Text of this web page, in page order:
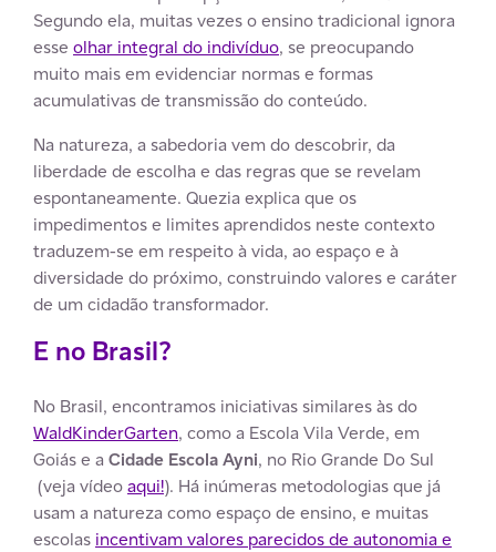
Segundo ela, muitas vezes o ensino tradicional ignora
esse olhar integral do indivíduo, se preocupando
muito mais em evidenciar normas e formas
acumulativas de transmissão do conteúdo.
Na natureza, a sabedoria vem do descobrir, da
liberdade de escolha e das regras que se revelam
espontaneamente. Quezia explica que os
impedimentos e limites aprendidos neste contexto
traduzem-se em respeito à vida, ao espaço e à
diversidade do próximo, construindo valores e caráter
de um cidadão transformador.
E no Brasil?
No Brasil, encontramos iniciativas similares às do
WaldKinderGarten, como a Escola Vila Verde, em
Goiás e a Cidade Escola Ayni, no Rio Grande Do Sul
(veja vídeoaqui!). Há inúmeras metodologias que já
usam a natureza como espaço de ensino, e muitas
escolas incentivam valores parecidos de autonomia e